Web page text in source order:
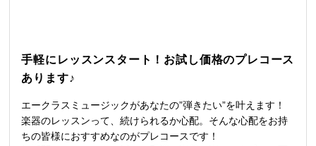
手軽にレッスンスタート！お試し価格のプレコース
あります♪
エークラスミュージックがあなたの”弾きたい”を叶えます！
楽器のレッスンって、続けられるか心配。そんな心配をお持
ちの皆様におすすめなのがプレコースです！